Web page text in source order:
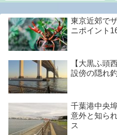
東京近郊で
ニポイント
【大黒ふ頭
設傍の隠れ
千葉港中央
意外と知ら
ス